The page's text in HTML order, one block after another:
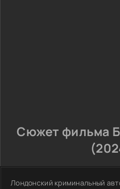
Сюжет фильма
Лондонский криминальный